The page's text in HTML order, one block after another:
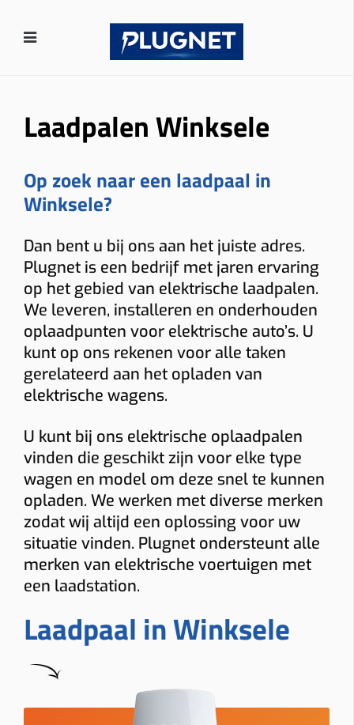
Laadpalen Winksele
Op zoek naar een laadpaal in
Winksele?
Dan bent u bij ons aan het juiste adres.
Plugnet is een bedrijf met jaren ervaring
op het gebied van elektrische laadpalen.
We leveren, installeren en onderhouden
oplaadpunten voor elektrische auto’s. U
kunt op ons rekenen voor alle taken
gerelateerd aan het opladen van
elektrische wagens.
U kunt bij ons elektrische oplaadpalen
vinden die geschikt zijn voor elke type
wagen en model om deze snel te kunnen
opladen. We werken met diverse merken
zodat wij altijd een oplossing voor uw
situatie vinden. Plugnet ondersteunt alle
merken van elektrische voertuigen met
een laadstation.
Laadpaal in Winksele